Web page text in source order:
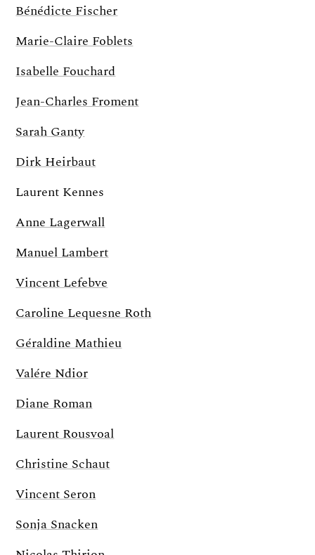
Bénédicte Fischer
Marie-Claire Foblets
Isabelle Fouchard
Jean-Charles Froment
Sarah Ganty
Dirk Heirbaut
Laurent Kennes
Anne Lagerwall
Manuel Lambert
Vincent Lefebve
Caroline Lequesne Roth
Géraldine Mathieu
Valére Ndior
Diane Roman
Laurent Rousvoal
Christine Schaut
Vincent Seron
Sonja Snacken